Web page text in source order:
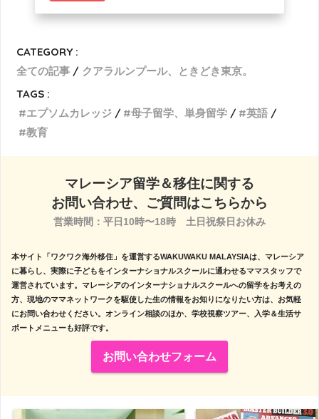
CATEGORY :
全ての記事
クアラルンプール、ときどき東京。
TAGS :
エプソムカレッジ
母子留学、単身留学
英語
教育
マレーシア留学＆移住に関する
お問い合わせ、ご質問はこちらから
営業時間：平日10時〜18時　土日祝祭日お休み
本サイト「ワクワク海外移住」を運営するWAKUWAKU MALAYSIAは、マレーシア
に暮らし、実際に子どもをインターナショナルスクールに通わせるママスタッフで
運営されています。マレーシアのインターナショナルスクールへの留学をお考えの
方、現地のママネットワークを駆使した生の情報をお知りになりたい方は、お気軽
にお問い合わせください。オンライン相談のほか、学校視察ツアー、入学＆生活サ
ポートメニューも好評です。
お問い合わせフォーム